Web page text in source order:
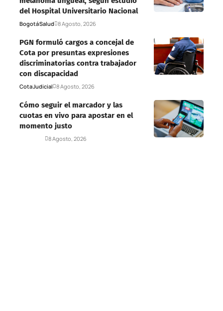
del Hospital Universitario Nacional
BogotáSalud 8 Agosto, 2026
PGN formuló cargos a concejal de
Cota por presuntas expresiones
discriminatorias contra trabajador
con discapacidad
CotaJudicial 8 Agosto, 2026
Cómo seguir el marcador y las
cuotas en vivo para apostar en el
momento justo
8 Agosto, 2026